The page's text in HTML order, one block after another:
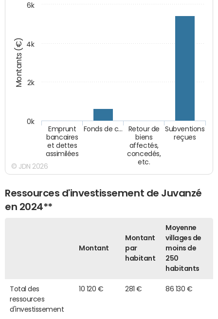
Montants (€)
Emprunt
bancaires
et dettes
assimilées
Fonds de c…
Retour de
biens
affectés,
concedés,
etc.
Subventions
reçues
0k
2k
4k
6k
© JDN 2026
Ressources d'investissement de Juvanzé
en 2024**
Montant
Montant
par
habitant
Moyenne
villages de
moins de
250
habitants
Total des
ressources
d'investissement
10 120 € 281 € 86 130 €